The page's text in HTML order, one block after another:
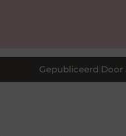
Gepubliceerd